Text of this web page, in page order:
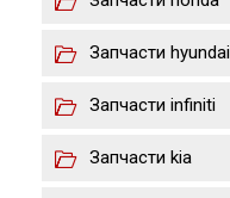
Запчасти hyundai
Запчасти infiniti
Запчасти kia